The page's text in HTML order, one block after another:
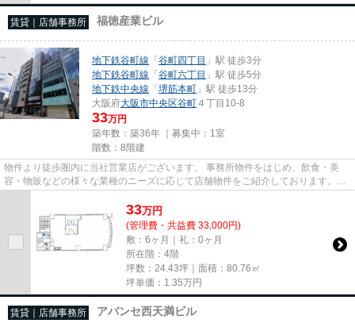
賃貸｜店舗事務所 福徳産業ビル
地下鉄谷町線 「谷町四丁目 」駅 徒歩3分
地下鉄谷町線 「谷町六丁目 」駅 徒歩5分
地下鉄中央線 「堺筋本町 」駅 徒歩13分
大阪府大阪市中央区谷町 ４丁目10-8
33万円
築年数：築36年 ｜募集中： 1室
階数：8階建
物件より徒歩圏内に当社営業店がございます。 事務所物件をはじめ、飲食・美
容・物販などの様々な業種のニーズに応じて店舗物件をご紹介しております。
尚、弊社ではおとり広告は一切...
33万円
(管理費・共益費 33,000円)
敷：6ヶ月｜礼：0ヶ月
所在階：4階
坪数：24.43坪｜面積：80.76㎡
坪単価： 1.35万円
賃貸｜店舗事務所 アバンセ西天満ビル